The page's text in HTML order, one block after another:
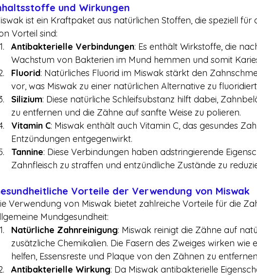
und Wirkungen
ist ein Kraftpaket aus natürlichen Stoffen, die speziell für
Vorteil sind:
Antibakterielle Verbindungen: Es enthält Wirkstoffe, die
Wachstum von Bakterien im Mund hemmen und somit
Fluorid: Natürliches Fluorid im Miswak stärkt den
vor, was Miswak zu einer natürlichen Alternative zu
Silizium: Diese natürliche Schleifsubstanz hilft dabei,
zu entfernen und die Zähne auf sanfte Weise zu polieren.
Vitamin C: Miswak enthält auch Vitamin C, das gesundes
Entzündungen entgegenwirkt.
Tannine: Diese Verbindungen haben adstringierende
Zahnfleisch zu straffen und entzündliche Zustände zu
Vorteile der Verwendung von Miswak
Verwendung von Miswak bietet zahlreiche Vorteile für die
Mundgesundheit:
Natürliche Zahnreinigung: Miswak reinigt die Zähne auf
zusätzliche Chemikalien. Die Fasern des Zweiges wirken wie
helfen, Essensreste und Plaque von den Zähnen zu
Antibakterielle Wirkung: Da Miswak antibakterielle